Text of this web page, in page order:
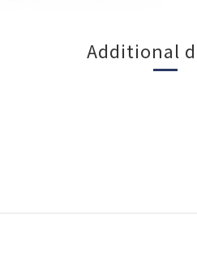
Additional